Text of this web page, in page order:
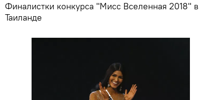
Финалистки конкурса "Мисс Вселенная 2018" в
Таиланде